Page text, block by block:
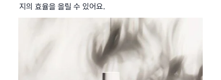
지의 효율을 올릴 수 있어요.